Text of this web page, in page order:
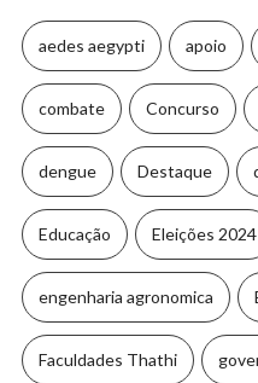
aedes aegypti apoio
combate Concurso
dengue Destaque
Educação Eleições 2024
engenharia agronomica
Faculdades Thathi